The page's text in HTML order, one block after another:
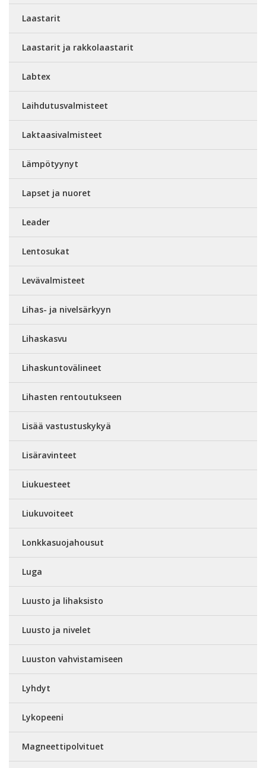
Laastarit
Laastarit ja rakkolaastarit
Labtex
Laihdutusvalmisteet
Laktaasivalmisteet
Lämpötyynyt
Lapset ja nuoret
Leader
Lentosukat
Levävalmisteet
Lihas- ja nivelsärkyyn
Lihaskasvu
Lihaskuntovälineet
Lihasten rentoutukseen
Lisää vastustuskykyä
Lisäravinteet
Liukuesteet
Liukuvoiteet
Lonkkasuojahousut
Luga
Luusto ja lihaksisto
Luusto ja nivelet
Luuston vahvistamiseen
Lyhdyt
Lykopeeni
Magneettipolvituet